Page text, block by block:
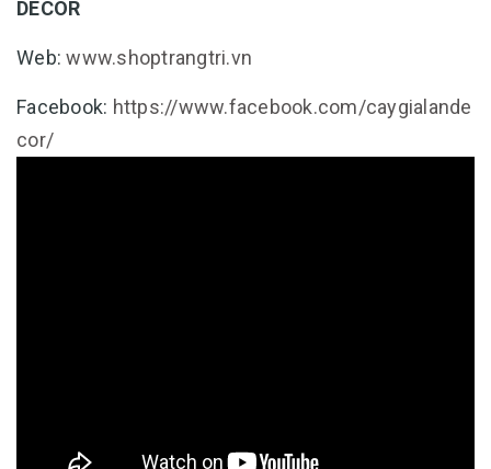
DECOR
Web:www.shoptrangtri.vn
Facebook: https://www.facebook.com/caygialande
cor/